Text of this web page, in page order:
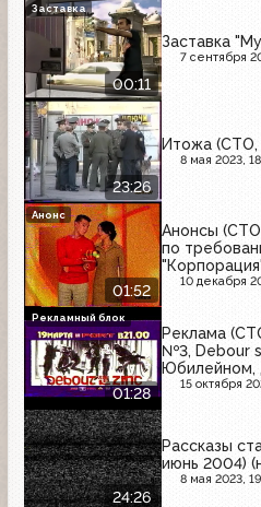
00:11
Заставка
7 сентября
Заставка
23:26
Итожа (СТО,
8 мая 2023,
01:52
Анонсы
по
10 декабря
Анонс
01:28
Реклама
№3, Debour
Юбилейном,
чемодане
15 октября
Рекламный блок
24:26
Рассказы
июнь 2004)
8 мая 2023,